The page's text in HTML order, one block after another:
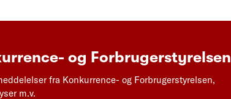
og Forbrugerstyrelsen
fra Konkurrence- og Forbrugerstyrelsen,
m.v.